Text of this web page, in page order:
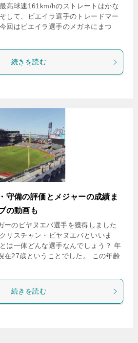
高球速161km/hのストレートはかな
して、ビエイラ選手のトレードマー
回はビエイラ選手のメガネにまつ
続きを読む
守備の評価とメジャーの成績ま
の動画も
ーのビヤヌエバ選手を獲得しました
リスチャン・ビヤヌエバといいま
は一体どんな選手なんでしょう？ 年
在27歳ということでした。 この年齢
続きを読む